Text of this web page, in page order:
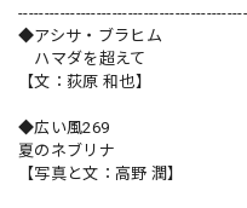
◆アシサ・ブラヒム
ハマダを超えて
【文：荻原 和也】
◆広い風269
夏のネブリナ
【写真と文：高野 潤】